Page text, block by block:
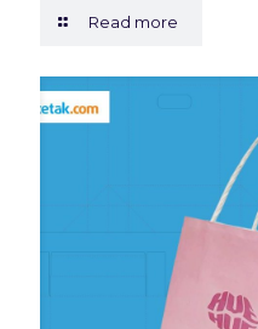
Read more